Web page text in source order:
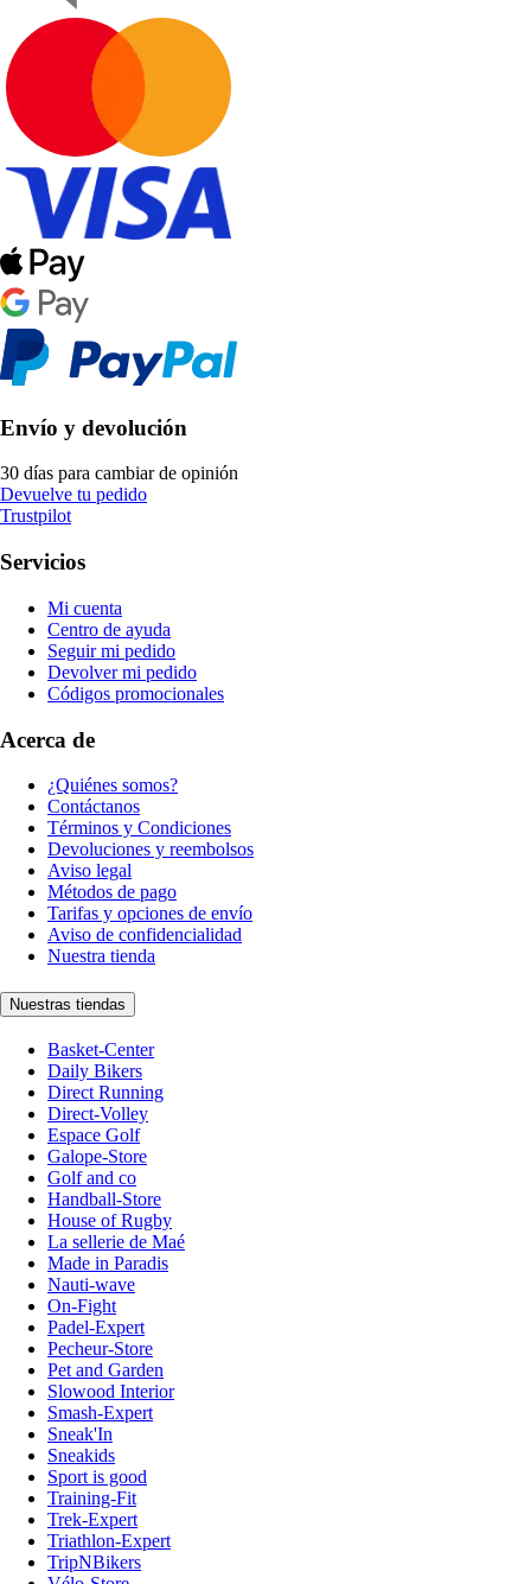
Envío y devolución
30 días para cambiar de opinión
Devuelve tu pedido
Trustpilot
Servicios
Mi cuenta
Centro de ayuda
Seguir mi pedido
Devolver mi pedido
Códigos promocionales
Acerca de
¿Quiénes somos?
Contáctanos
Términos y Condiciones
Devoluciones y reembolsos
Aviso legal
Métodos de pago
Tarifas y opciones de envío
Aviso de confidencialidad
Nuestra tienda
Nuestras tiendas
Basket-Center
Daily Bikers
Direct Running
Direct-Volley
Espace Golf
Galope-Store
Golf and co
Handball-Store
House of Rugby
La sellerie de Maé
Made in Paradis
Nauti-wave
On-Fight
Padel-Expert
Pecheur-Store
Pet and Garden
Slowood Interior
Smash-Expert
Sneak'In
Sneakids
Sport is good
Training-Fit
Trek-Expert
Triathlon-Expert
TripNBikers